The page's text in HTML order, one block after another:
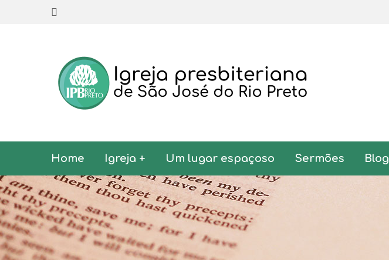
Home Igreja + Um lugar espaçoso Sermões Blog